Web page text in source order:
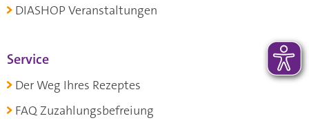
DIASHOP Veranstaltungen
Service
Der Weg Ihres Rezeptes
FAQ Zuzahlungsbefreiung